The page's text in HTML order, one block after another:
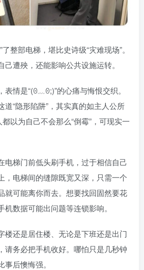
整部电梯，堪比史诗级“灾难现场”。
遭殃，还能影响公共设施运转。
情是“(ꏿ﹏ꏿ;)”的心痛与悔恨交织。
道“隐形陷阱”，其实真的如主人公所
以为自己不会那么“倒霉”，可现实一
电梯门前低头刷手机，过于相信自己
，电梯间的缝隙既宽又深，只需一个
就可能离你而去。想要找回固然要花
数据可能出问题等连锁影响。
楼还是居住楼、无论是下班还是出门
请务必把手机收好。哪怕只是几秒钟
后懊悔强。